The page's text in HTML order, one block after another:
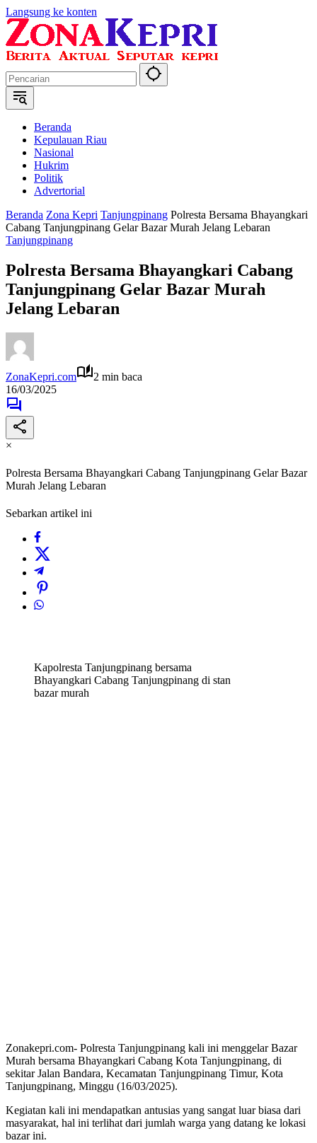
Langsung ke konten
Beranda
Kepulauan Riau
Nasional
Hukrim
Politik
Advertorial
Beranda Zona Kepri Tanjungpinang Polresta Bersama Bhayangkari
Cabang Tanjungpinang Gelar Bazar Murah Jelang Lebaran
Tanjungpinang
Polresta Bersama Bhayangkari Cabang
Tanjungpinang Gelar Bazar Murah
Jelang Lebaran
ZonaKepri.com
2 min baca
16/03/2025
×
Polresta Bersama Bhayangkari Cabang Tanjungpinang Gelar Bazar
Murah Jelang Lebaran
Sebarkan artikel ini
Kapolresta Tanjungpinang bersama
Bhayangkari Cabang Tanjungpinang di stan
bazar murah
Zonakepri.com- Polresta Tanjungpinang kali ini menggelar Bazar
Murah bersama Bhayangkari Cabang Kota Tanjungpinang, di
sekitar Jalan Bandara, Kecamatan Tanjungpinang Timur, Kota
Tanjungpinang, Minggu (16/03/2025).
Kegiatan kali ini mendapatkan antusias yang sangat luar biasa dari
masyarakat, hal ini terlihat dari jumlah warga yang datang ke lokasi
bazar ini.